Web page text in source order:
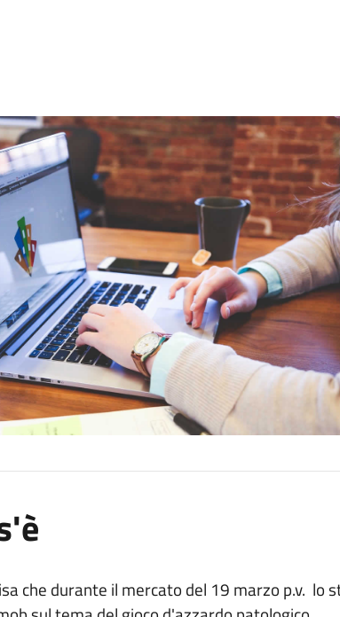
che durante il mercato del 19 marzo p.v. lo